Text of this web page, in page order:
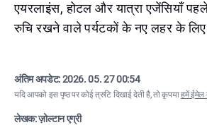
एयरलाइंस, होटल और यात्रा एजेंसियाँ
रुचि रखने वाले पर्यटकों के नए लहर के लिए
अंतिम अपडेट:2026. 05. 27 00:54
यदि आपको इस पृष्ठ पर कोई त्रुटि दिखाई देती है, तो कृपयाहमें ईमेल
लेखक: ज़ोल्टान एग्री